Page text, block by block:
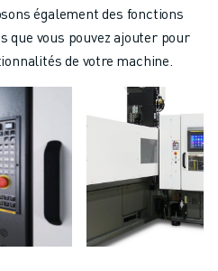
également des fonctions
vous pouvez ajouter pour
de votre machine.